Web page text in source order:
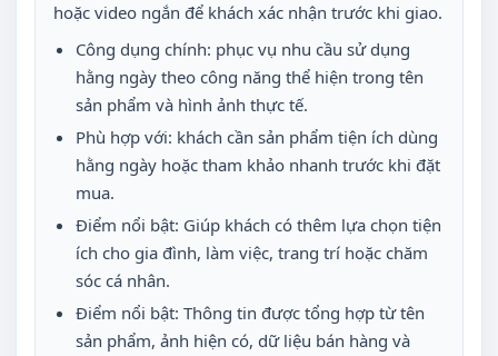
hoặc video ngắn để khách xác nhận trước khi giao.
Công dụng chính: phục vụ nhu cầu sử dụng
hằng ngày theo công năng thể hiện trong tên
sản phẩm và hình ảnh thực tế.
Phù hợp với: khách cần sản phẩm tiện ích dùng
hằng ngày hoặc tham khảo nhanh trước khi đặt
mua.
Điểm nổi bật: Giúp khách có thêm lựa chọn tiện
ích cho gia đình, làm việc, trang trí hoặc chăm
sóc cá nhân.
Điểm nổi bật: Thông tin được tổng hợp từ tên
sản phẩm, ảnh hiện có, dữ liệu bán hàng và